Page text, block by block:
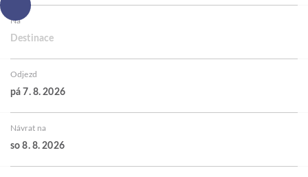
Na
Destinace
Odjezd
pá 7. 8. 2026
Návrat na
so 8. 8. 2026